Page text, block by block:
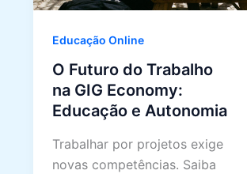
Educação Online
O Futuro do Trabalho
na GIG Economy:
Educação e Autonomia
Trabalhar por projetos exige
novas competências. Saiba